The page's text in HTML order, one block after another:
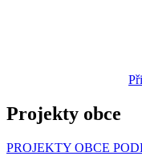
Projekty obce
PROJEKTY OBCE